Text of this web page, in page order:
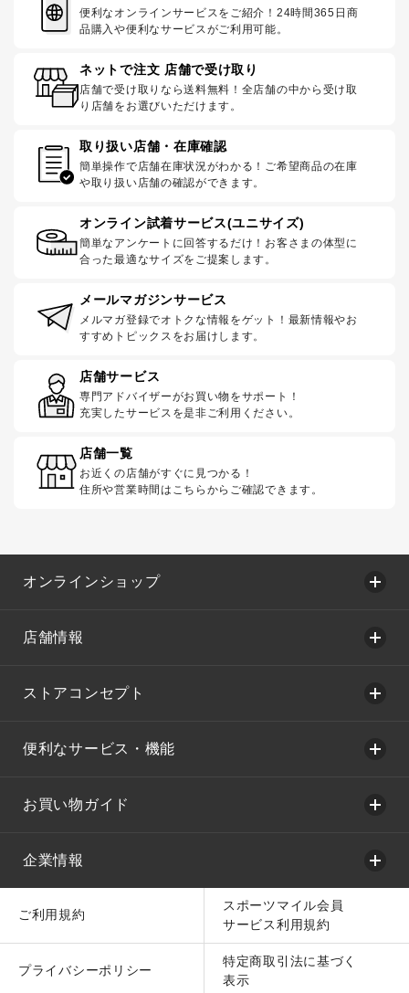
便利なオンラインサービスをご紹介！24時間365日商
品購入や便利なサービスがご利用可能。
ネットで注文 店舗で受け取り
店舗で受け取りなら送料無料！全店舗の中から受け取
り店舗をお選びいただけます。
取り扱い店舗・在庫確認
簡単操作で店舗在庫状況がわかる！ご希望商品の在庫
や取り扱い店舗の確認ができます。
オンライン試着サービス(ユニサイズ)
簡単なアンケートに回答するだけ！お客さまの体型に
合った最適なサイズをご提案します。
メールマガジンサービス
メルマガ登録でオトクな情報をゲット！最新情報やお
すすめトピックスをお届けします。
店舗サービス
専門アドバイザーがお買い物をサポート！
充実したサービスを是非ご利用ください。
店舗一覧
お近くの店舗がすぐに見つかる！
住所や営業時間はこちらからご確認できます。
オンラインショップ
店舗情報
ストアコンセプト
便利なサービス・機能
お買い物ガイド
企業情報
ご利用規約
スポーツマイル会員
サービス利用規約
プライバシーポリシー
特定商取引法に基づく
表示